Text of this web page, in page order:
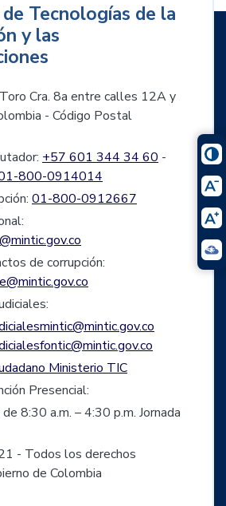
Tecnologías de la
y las
Cra. 8a entre calles 12A y
- Código Postal
+57 601 344 34 60 -
800-0914014
01-800-0912667
de corrupción:
Ministerio TIC
Presencial:
8:30 a.m. – 4:30 p.m. Jornada
- Todos los derechos
de Colombia